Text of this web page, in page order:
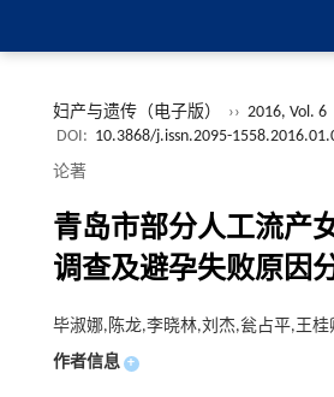
妇产与遗传（电子版） ›› 2016, Vol. 6
DOI: 10.3868/j.issn.2095-
论著
青岛市部分人工流产
调查及避孕失败原因
毕淑娜,陈龙,李晓林,刘杰,瓮占平,王桂
作者信息 +